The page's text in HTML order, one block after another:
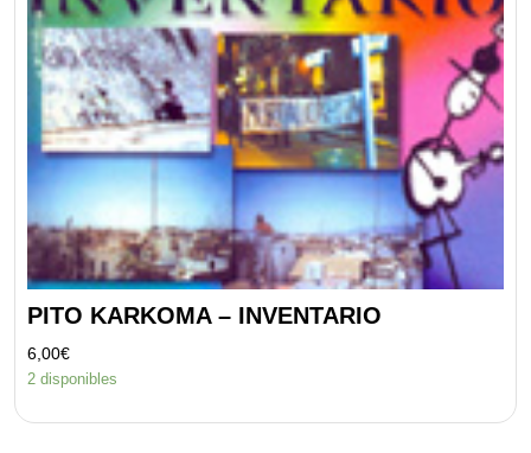
PITO KARKOMA – INVENTARIO
6,00€
2 disponibles